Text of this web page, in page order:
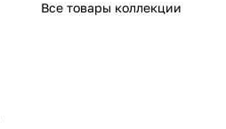
Все товары коллекции